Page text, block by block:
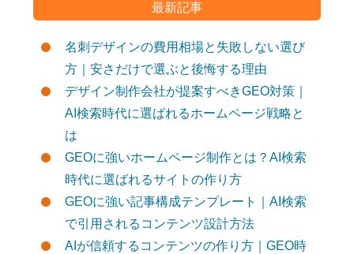
最新記事
名刺デザインの費用相場と失敗しない選び
方｜安さだけで選ぶと後悔する理由
デザイン制作会社が提案すべきGEO対策｜
AI検索時代に選ばれるホームページ戦略と
は
GEOに強いホームページ制作とは？AI検索
時代に選ばれるサイトの作り方
GEOに強い記事構成テンプレート｜AI検索
で引用されるコンテンツ設計方法
AIが信頼するコンテンツの作り方｜GEO時